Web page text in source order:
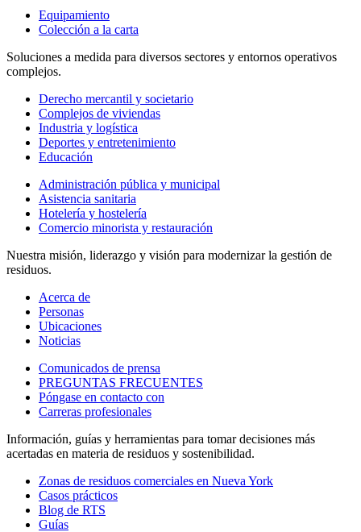
Equipamiento
Colección a la carta
Soluciones a medida para diversos sectores y entornos operativos
complejos.
Derecho mercantil y societario
Complejos de viviendas
Industria y logística
Deportes y entretenimiento
Educación
Administración pública y municipal
Asistencia sanitaria
Hotelería y hostelería
Comercio minorista y restauración
Nuestra misión, liderazgo y visión para modernizar la gestión de
residuos.
Acerca de
Personas
Ubicaciones
Noticias
Comunicados de prensa
PREGUNTAS FRECUENTES
Póngase en contacto con
Carreras profesionales
Información, guías y herramientas para tomar decisiones más
acertadas en materia de residuos y sostenibilidad.
Zonas de residuos comerciales en Nueva York
Casos prácticos
Blog de RTS
Guías